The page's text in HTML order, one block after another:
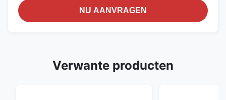
NU AANVRAGEN
Verwante producten